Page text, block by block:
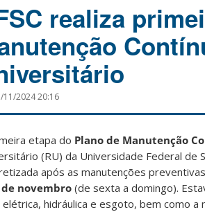
realiza
11/2024 20:16
etapa do Plano de Manutenção
(RU) da Universidade Federal de
após as manutenções
de novembro(de sexta a domingo).
hidráulica e esgoto, bem como a